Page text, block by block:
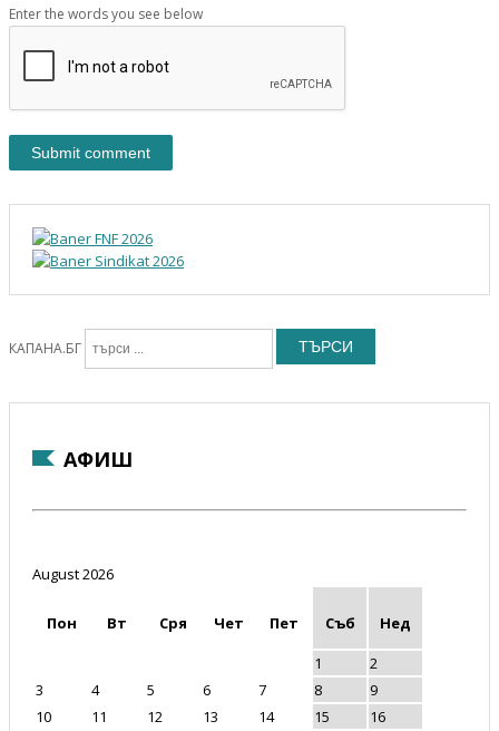
Enter the words you see below
КАПАНА.БГ ТЪРСИ
АФИШ
August 2026
Пон Вт Сря Чет Пет Съб
Нед
1
2
3
4 5 6 7 8
9
10
11 12 13 14 15
16